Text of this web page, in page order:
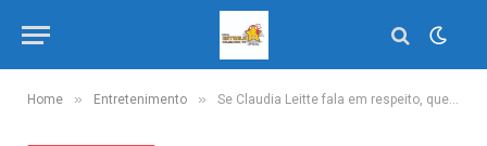
Home » Entretenimento » Se Claudia Leitte fala em respeito, que a artista então respeite as músicas e religiões de matrizes afro-brasileiras…